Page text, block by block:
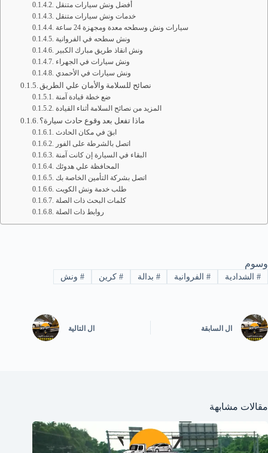
أفضل ونش سيارات متنقل
خدمات ونش سيارات متنقل
سيارات ونش وسطحه معدة ومجهزة 24 ساعة
ونش سطحه في الفروانية
ونش انقاذ طريق مبارك الكبير
ونش سيارات في الجهراء
ونش سيارات في الأحمدي
نصائح للسلامة والأمان علي الطريق
ضع خطة قيادة آمنة
المزيد من نصائح السلامة أثناء القيادة
ماذا تفعل بعد وقوع حادث سيارة؟
ابقَ في مكان الحادث
اتصل بالشرطة على الفور
البقاء في السيارة إن كانت آمنة
المحافظة علي هدوئك
اتصل بشركة التأمين الخاصة بك
طلب خدمة ونش الكويت
كلمات البحث ذات الصلة
روابط ذات الصلة
وسوم
#الشدادية #الفروانية # بدالة # كرين # ونش
ال السابقة ال التالية
مقالات مشابهة